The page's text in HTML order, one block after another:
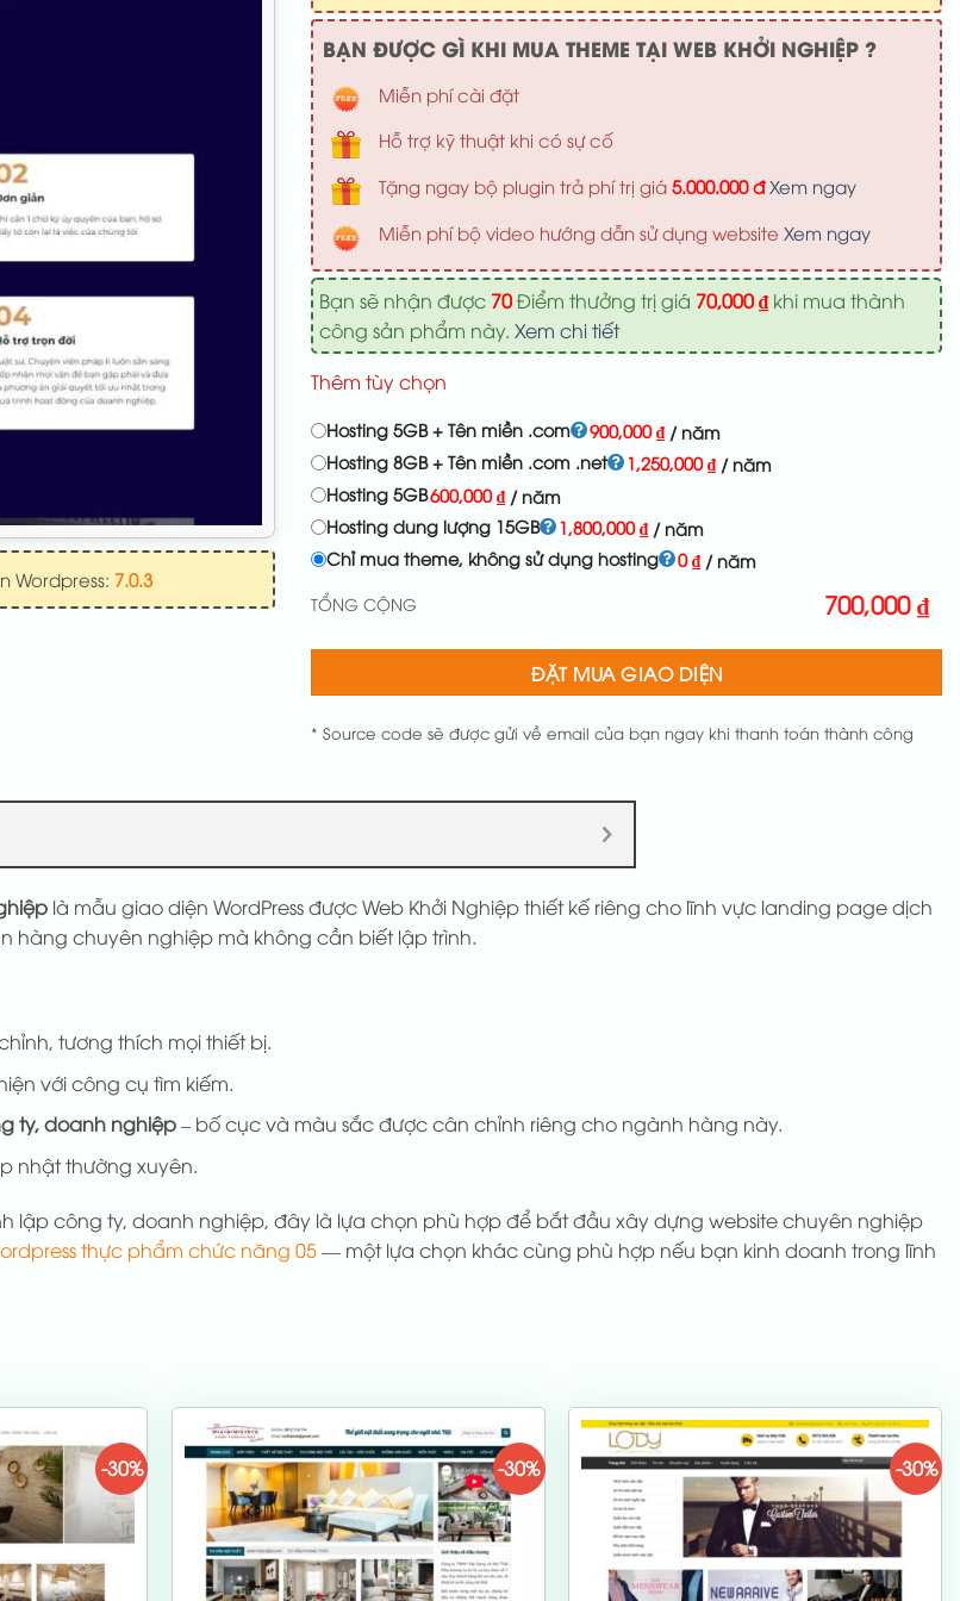
Wordpress: 7.0.3
BẠN ĐƯỢC GÌ KHI MUA THEME TẠI WEB KHỞI NGHIỆP ?
Miễn phí cài đặt
Hỗ trợ kỹ thuật khi có sự cố
Tặng ngay bộ plugin trả phí trị giá 5.000.000 đ Xem ngay
Miễn phí bộ video hướng dẫn sử dụng website Xem ngay
Bạn sẽ nhận được 70Điểm thưởng trị giá 70,000₫khi mua thành
công sản phẩm này. Xem chi tiết
Thêm tùy chọn
Hosting 5GB + Tên miền .com 900,000₫ / năm
Hosting 8GB + Tên miền .com .net
1,250,000₫ / năm
Hosting 5GB600,000₫ / năm
Hosting dung lượng 15GB
1,800,000₫ / năm
Chỉ mua theme, không sử dụng hosting
0₫ / năm
TỔNG CỘNG
700,000₫
ĐẶT MUA GIAO DIỆN
* Source code sẽ được gửi về email của bạn ngay khi thanh toán thành công
là mẫu giao diện WordPress được Web Khởi Nghiệp thiết kế riêng cho lĩnh vực landing page dịch
hàng chuyên nghiệp mà không cần biết lập trình.
tương thích mọi thiết bị.
với công cụ tìm kiếm.
ty, doanh nghiệp– bố cục và màu sắc được cân chỉnh riêng cho ngành hàng này.
nhật thường xuyên.
lập công ty, doanh nghiệp, đây là lựa chọn phù hợp để bắt đầu xây dựng website chuyên nghiệp
thực phẩm chức năng 05— một lựa chọn khác cùng phù hợp nếu bạn kinh doanh trong lĩnh
-30% -30% -30%